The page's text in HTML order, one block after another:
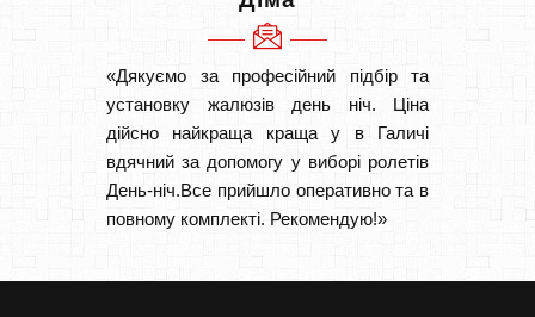
«Дякуємо за професійний підбір та
установку жалюзів день ніч. Ціна
дійсно найкраща краща у в Галичі
вдячний за допомогу у виборі ролетів
День-ніч.Все прийшло оперативно та в
повному комплекті. Рекомендую!»